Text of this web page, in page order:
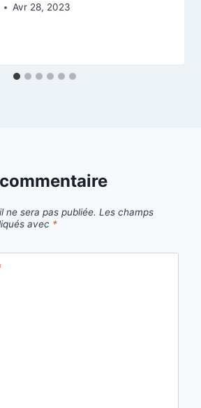
Avr 28, 2023
ne sera pas publiée. Les champs
avec *